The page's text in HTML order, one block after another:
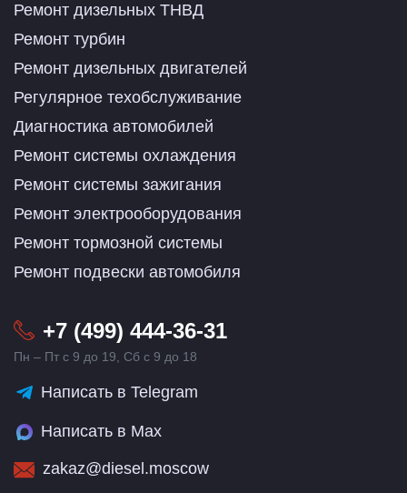
Ремонт дизельных ТНВД
Ремонт турбин
Ремонт дизельных двигателей
Регулярное техобслуживание
Диагностика автомобилей
Ремонт системы охлаждения
Ремонт системы зажигания
Ремонт электрооборудования
Ремонт тормозной системы
Ремонт подвески автомобиля
+7 (499) 444-36-31
Пн – Пт с 9 до 19, Сб с 9 до 18
Написать в Telegram
Написать в Max
zakaz@diesel.moscow